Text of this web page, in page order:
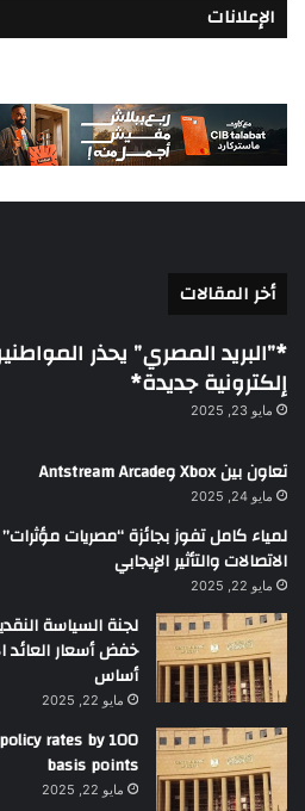
الإعلانات
أخر المقالات
*”البريد المصري” يحذر
إلكترونية جديدة*
مايو 23, 2025
تعاون بين Xbox وAntstream Arcade
مايو 24, 2025
لمياء كامل تفوز بجائزة “مصريات
الاتصالات والتأثير الإيجابي
مايو 22, 2025
لجنة السياسة
أساس
مايو 22, 2025
rates by 100
basis points
مايو 22, 2025